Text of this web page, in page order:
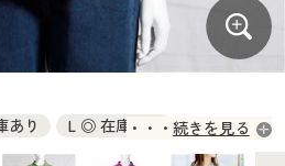
ご注文
ご注文
り
L ◎ 在庫あり
あり
続きを見る